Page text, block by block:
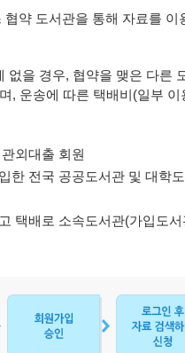
약 도서관을 통해 자료를 이
을 경우, 협약을 맺은 다른
, 운송에 따른 택배비(일부
외대출 회원
한 전국 공공도서관 및 대학
택배로 소속도서관(가입도